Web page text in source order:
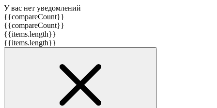
У вас нет уведомлений
{{compareCount}}
{{compareCount}}
{{items.length}}
{{items.length}}